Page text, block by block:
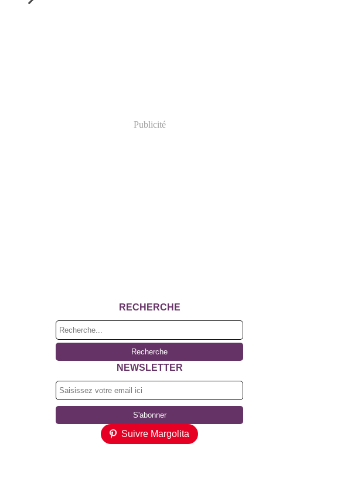
Publicité
RECHERCHE
NEWSLETTER
Suivre Margolita